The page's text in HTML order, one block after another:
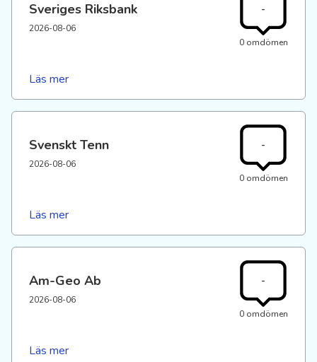
Sveriges Riksbank
2026-08-06
-
0 omdömen
Läs mer
Svenskt Tenn
2026-08-06
-
0 omdömen
Läs mer
Am-Geo Ab
2026-08-06
-
0 omdömen
Läs mer